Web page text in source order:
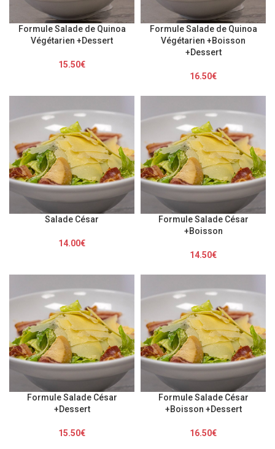
Formule Salade de Quinoa
Végétarien +Dessert
15.50€
Formule Salade de Quinoa
Végétarien +Boisson
+Dessert
16.50€
Salade César
14.00€
Formule Salade César
+Boisson
14.50€
Formule Salade César
+Dessert
15.50€
Formule Salade César
+Boisson +Dessert
16.50€